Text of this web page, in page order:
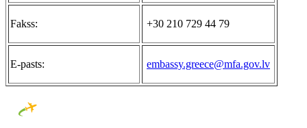
Fakss: +30 210 729 44 79
E-pasts: embassy.greece@mfa.gov.lv